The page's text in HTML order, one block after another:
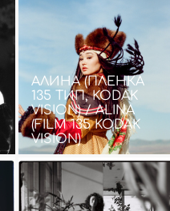
АЛИНА (ПЛЕНКА
135 ТИП, KODAK
VISION) / ALINA
(FILM 135 KODAK
VISION)